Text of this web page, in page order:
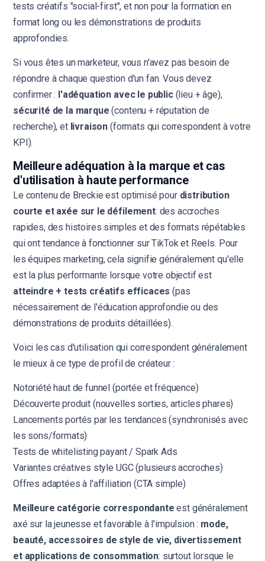
tests créatifs "social-first", et non pour la formation en
format long ou les démonstrations de produits
approfondies.
Si vous êtes un marketeur, vous n'avez pas besoin de
répondre à chaque question d'un fan. Vous devez
confirmer : l'adéquation avec le public(lieu + âge),
sécurité de la marque (contenu + réputation de
recherche), et livraison (formats qui correspondent à votre
KPI).
Meilleure adéquation à la marque et cas
d'utilisation à haute performance
Le contenu de Breckie est optimisé pour distribution
courte et axée sur le défilement: des accroches
rapides, des histoires simples et des formats répétables
qui ont tendance à fonctionner sur TikTok et Reels. Pour
les équipes marketing, cela signifie généralement qu'elle
est la plus performante lorsque votre objectif est
atteindre + tests créatifs efficaces (pas
nécessairement de l'éducation approfondie ou des
démonstrations de produits détaillées).
Voici les cas d'utilisation qui correspondent généralement
le mieux à ce type de profil de créateur :
Notoriété haut de funnel (portée et fréquence)
Découverte produit (nouvelles sorties, articles phares)
Lancements portés par les tendances (synchronisés avec
les sons/formats)
Tests de whitelisting payant / Spark Ads
Variantes créatives style UGC (plusieurs accroches)
Offres adaptées à l'affiliation (CTA simple)
Meilleure catégorie correspondante est généralement
axé sur la jeunesse et favorable à l'impulsion : mode,
beauté, accessoires de style de vie, divertissement
et applications de consommation: surtout lorsque le